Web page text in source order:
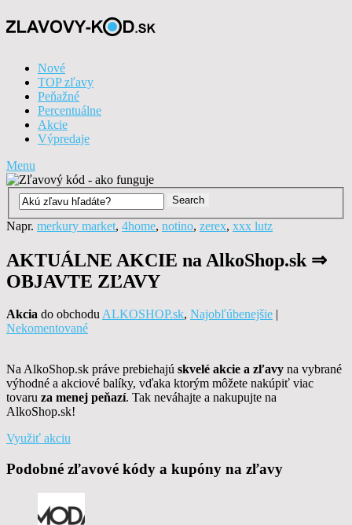
Nové
TOP zľavy
Peňažné
Percentuálne
Akcie
Výpredaje
Menu
Napr. merkury market, 4home, notino, zerex, xxx lutz
AKTUÁLNE AKCIE na AlkoShop.sk ⇒
OBJAVTE ZĽAVY
Akcia do obchoduALKOSHOP.sk, Najobľúbenejšie |
Nekomentované
Na AlkoShop.sk práve prebiehajú skvelé akcie a zľavy na vybrané
výhodné a akciové balíky, vďaka ktorým môžete nakúpiť viac
tovaru za menej peňazí. Tak neváhajte a nakupujte na
AlkoShop.sk!
Využiť akciu
Podobné zľavové kódy a kupóny na zľavy